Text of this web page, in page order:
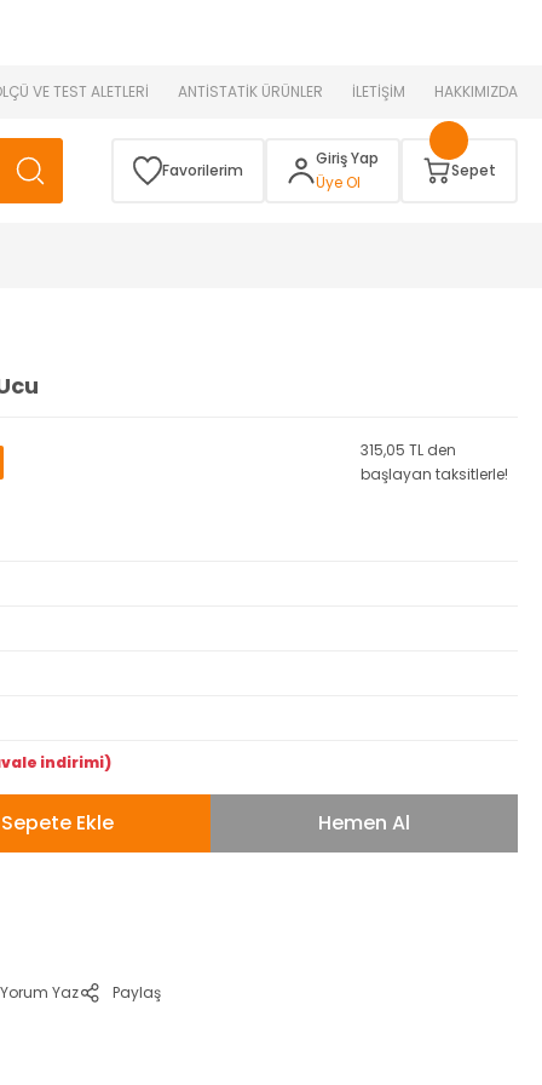
VE TEST ALETLERİ ANTİSTATİK ÜRÜNLER İLETİŞİM HAKKIMIZDA
Favorilerim
Giriş Yap
Üye Ol
Sepet
315,05 TL den
başlayan taksitlerle!
indirimi)
Sepete Ekle Hemen Al
Yorum Yaz Paylaş